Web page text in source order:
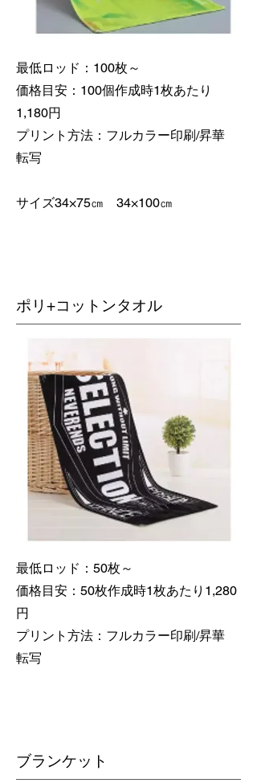
最低ロッド：100枚～
価格目安：100個作成時1枚あたり
1,180円
​プリント方法：フルカラー印刷/昇華
転写
​サイズ34×75㎝ 34×100㎝
ポリ+コットンタオル
最低ロッド：50枚～
価格目安：50枚作成時1枚あたり1,280
円
​プリント方法：フルカラー印刷/昇華
転写
​ブランケット